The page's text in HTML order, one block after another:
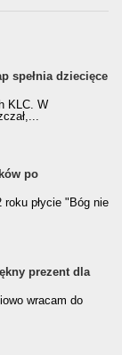
spełnia dziecięce
KLC. W
po
płycie "Bóg nie
prezent dla
wracam do